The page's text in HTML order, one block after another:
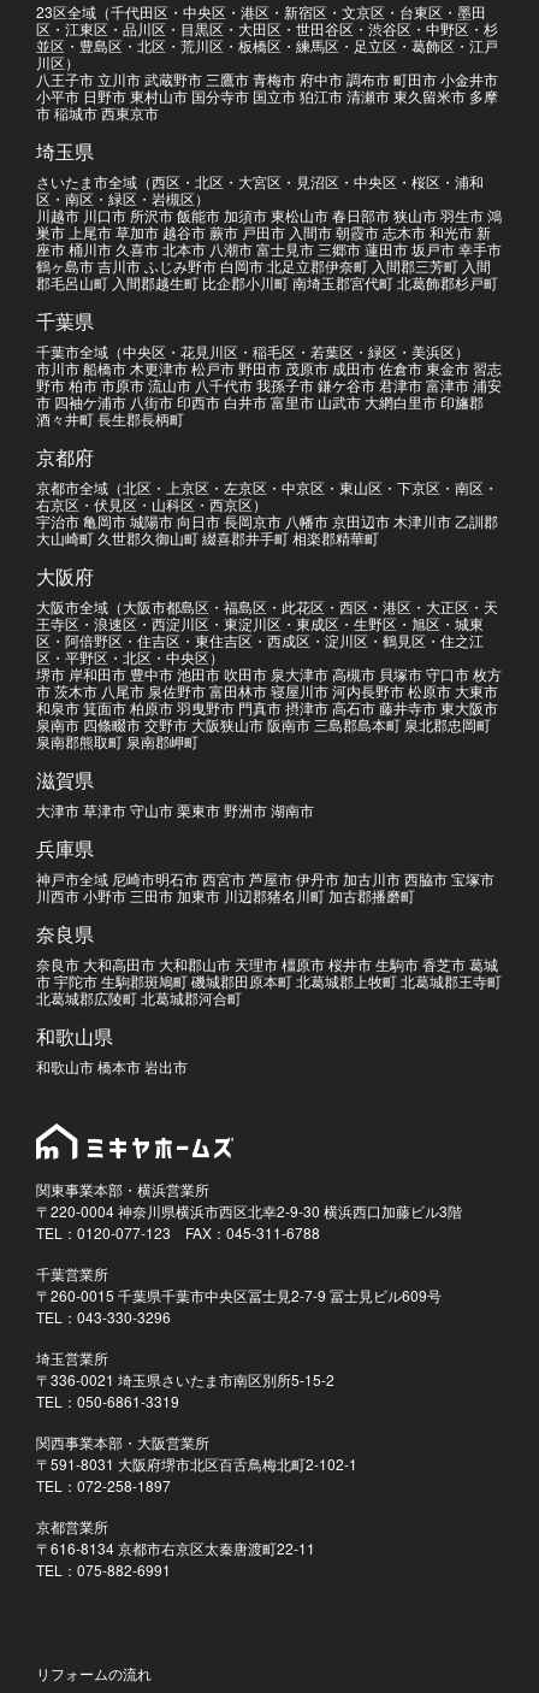
23区全域（千代田区・中央区・港区・新宿区・文京区・台東区・墨田
区・江東区・品川区・目黒区・大田区・世田谷区・渋谷区・中野区・杉
並区・豊島区・北区・荒川区・板橋区・練馬区・足立区・葛飾区・江戸
川区）
八王子市 立川市 武蔵野市 三鷹市 青梅市 府中市 調布市 町田市 小金井市
小平市 日野市 東村山市 国分寺市 国立市 狛江市 清瀬市 東久留米市 多摩
市 稲城市 西東京市
埼玉県
さいたま市全域（西区・北区・大宮区・見沼区・中央区・桜区・浦和
区・南区・緑区・岩槻区）
川越市 川口市 所沢市 飯能市 加須市 東松山市 春日部市 狭山市 羽生市 鴻
巣市 上尾市 草加市 越谷市 蕨市 戸田市 入間市 朝霞市 志木市 和光市 新
座市 桶川市 久喜市 北本市 八潮市 富士見市 三郷市 蓮田市 坂戸市 幸手市
鶴ヶ島市 吉川市 ふじみ野市 白岡市 北足立郡伊奈町 入間郡三芳町 入間
郡毛呂山町 入間郡越生町 比企郡小川町 南埼玉郡宮代町 北葛飾郡杉戸町
千葉県
千葉市全域（中央区・花見川区・稲毛区・若葉区・緑区・美浜区）
市川市 船橋市 木更津市 松戸市 野田市 茂原市 成田市 佐倉市 東金市 習志
野市 柏市 市原市 流山市 八千代市 我孫子市 鎌ケ谷市 君津市 富津市 浦安
市 四袖ケ浦市 八街市 印西市 白井市 富里市 山武市 大網白里市 印旛郡
酒々井町 長生郡長柄町
京都府
京都市全域（北区・上京区・左京区・中京区・東山区・下京区・南区・
右京区・伏見区・山科区・西京区）
宇治市 亀岡市 城陽市 向日市 長岡京市 八幡市 京田辺市 木津川市 乙訓郡
大山崎町 久世郡久御山町 綴喜郡井手町 相楽郡精華町
大阪府
大阪市全域（大阪市都島区・福島区・此花区・西区・港区・大正区・天
王寺区・浪速区・西淀川区・東淀川区・東成区・生野区・旭区・城東
区・阿倍野区・住吉区・東住吉区・西成区・淀川区・鶴見区・住之江
区・平野区・北区・中央区）
堺市 岸和田市 豊中市 池田市 吹田市 泉大津市 高槻市 貝塚市 守口市 枚方
市 茨木市 八尾市 泉佐野市 富田林市 寝屋川市 河内長野市 松原市 大東市
和泉市 箕面市 柏原市 羽曳野市 門真市 摂津市 高石市 藤井寺市 東大阪市
泉南市 四條畷市 交野市 大阪狭山市 阪南市 三島郡島本町 泉北郡忠岡町
泉南郡熊取町 泉南郡岬町
滋賀県
大津市 草津市 守山市 栗東市 野洲市 湖南市
兵庫県
神戸市全域 尼崎市明石市 西宮市 芦屋市 伊丹市 加古川市 西脇市 宝塚市
川西市 小野市 三田市 加東市 川辺郡猪名川町 加古郡播磨町
奈良県
奈良市 大和高田市 大和郡山市 天理市 橿原市 桜井市 生駒市 香芝市 葛城
市 宇陀市 生駒郡斑鳩町 磯城郡田原本町 北葛城郡上牧町 北葛城郡王寺町
北葛城郡広陵町 北葛城郡河合町
和歌山県
和歌山市 橋本市 岩出市
関東事業本部・横浜営業所
〒220-0004 神奈川県横浜市西区北幸2-9-30 横浜西口加藤ビル3階
TEL：0120-077-123 FAX：045-311-6788
千葉営業所
〒260-0015 千葉県千葉市中央区冨士見2-7-9 冨士見ビル609号
TEL：043-330-3296
埼玉営業所
〒336-0021 埼玉県さいたま市南区別所5-15-2
TEL：050-6861-3319
関西事業本部・大阪営業所
〒591-8031 大阪府堺市北区百舌鳥梅北町2-102-1
TEL：072-258-1897
京都営業所
〒616-8134 京都市右京区太秦唐渡町22-11
TEL：075-882-6991
リフォームの流れ